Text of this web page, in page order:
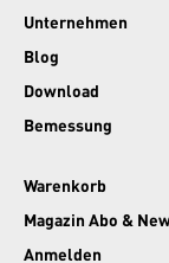
Unternehmen
Blog
Download
Bemessung
Warenkorb
Magazin Abo &
Anmelden